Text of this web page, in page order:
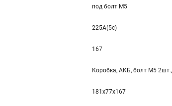
под болт M5
225A(5c)
167
Коробка, АКБ, болт М5
181x77x167